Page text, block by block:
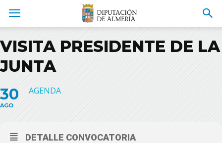
VISITA PRESIDENTE DE LA
JUNTA
30
AGO
AGENDA
DETALLE CONVOCATORIA